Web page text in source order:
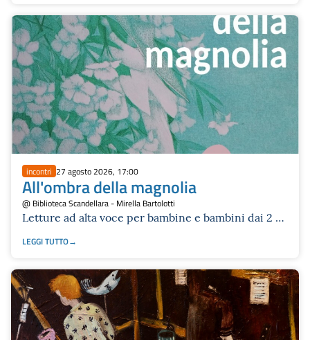
incontri 27 agosto 2026, 17:00
All'ombra della magnolia
@ Biblioteca Scandellara - Mirella Bartolotti
Letture ad alta voce per bambine e bambini dai 2 ai
LEGGI TUTTO